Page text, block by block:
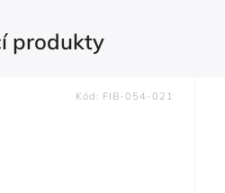
produkty
Kód: FIB-054-021